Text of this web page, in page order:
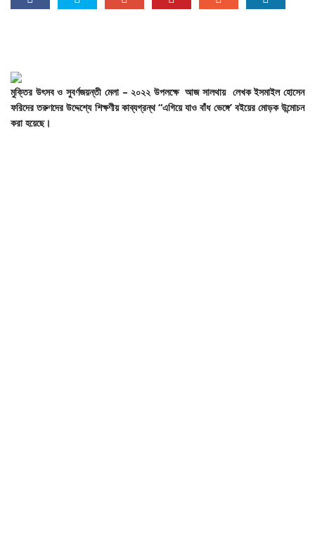
মুক্তির উৎসবওসুবর্ণজয়ন্তী মেলা –২০২২উপলক্ষেআজসালথায় লেখকইসমাইলহোসেন
ফরিদেরতরুণদেরউদ্দেশ্যে শিক্ষণীয়কাব্যগ্রন্থ “এগিয়েযাওবাঁধ ভেঙ্গে’ বইয়ের মোড়কউন্মোচন
করাহয়েছে।